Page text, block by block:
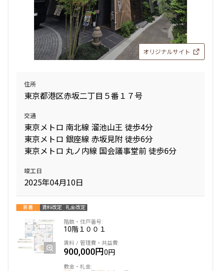
オリジナルサイト
住所
東京都港区赤坂二丁目５番１７号
交通
東京メトロ 南北線 溜池山王 徒歩4分
東京メトロ 銀座線 赤坂見附 徒歩6分
東京メトロ 丸ノ内線 国会議事堂前 徒歩6分
竣工日
2025年04月10日
新着 賃料改定 礼金改定
10階１００１
900,000円0円